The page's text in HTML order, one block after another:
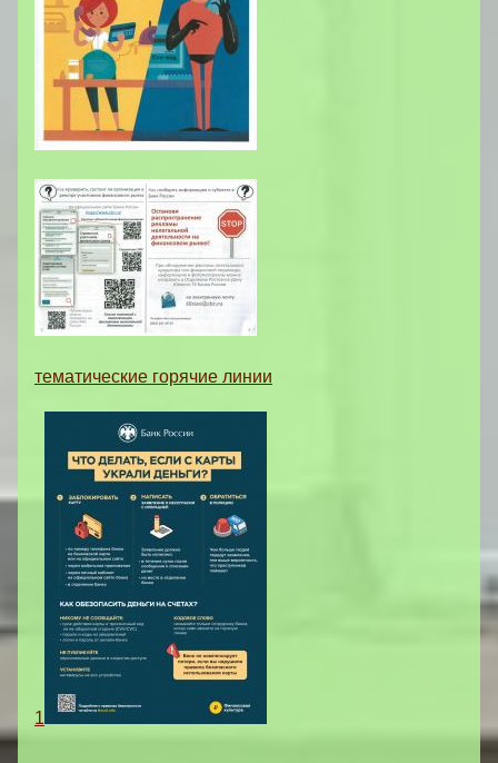
тематические горячие линии
1